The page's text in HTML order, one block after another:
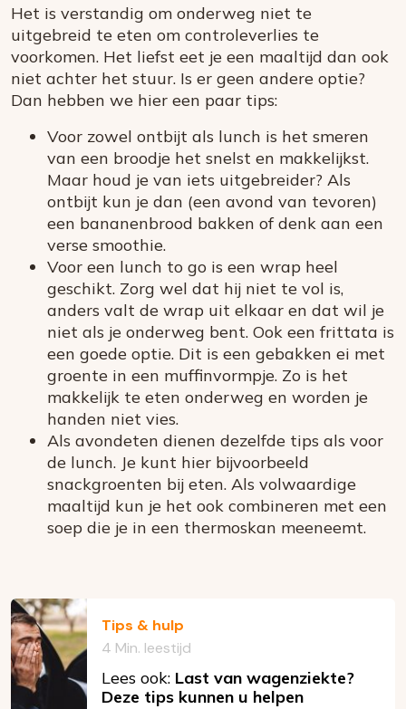
Het is verstandig om onderweg niet te
uitgebreid te eten om controleverlies te
voorkomen. Het liefst eet je een maaltijd dan ook
niet achter het stuur. Is er geen andere optie?
Dan hebben we hier een paar tips:
Voor zowel ontbijt als lunch is het smeren
van een broodje het snelst en makkelijkst.
Maar houd je van iets uitgebreider? Als
ontbijt kun je dan (een avond van tevoren)
een bananenbrood bakken of denk aan een
verse smoothie.
Voor een lunch to go is een wrap heel
geschikt. Zorg wel dat hij niet te vol is,
anders valt de wrap uit elkaar en dat wil je
niet als je onderweg bent. Ook een frittata is
een goede optie. Dit is een gebakken ei met
groente in een muffinvormpje. Zo is het
makkelijk te eten onderweg en worden je
handen niet vies.
Als avondeten dienen dezelfde tips als voor
de lunch. Je kunt hier bijvoorbeeld
snackgroenten bij eten. Als volwaardige
maaltijd kun je het ook combineren met een
soep die je in een thermoskan meeneemt.
Tips & hulp
4 Min. leestijd
Lees ook: Last van wagenziekte?
Deze tips kunnen u helpen